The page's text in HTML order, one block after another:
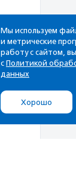
Мы используем
и метрические
работу с сайтом,
с Политикой
данных
Хорошо